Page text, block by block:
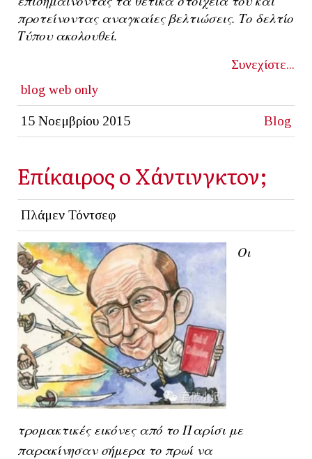
προτείνοντας αναγκαίες βελτιώσεις. Το δελτίο
Tύπου ακολουθεί.
Συνεχίστε...
blog web only
15 Νοεμβρίου 2015 Blog
Επίκαιρος ο Χάντινγκτον;
Πλάμεν Τόντσεφ
Οι
τρομακτικές εικόνες από το Παρίσι με
παρακίνησαν σήμερα το πρωί να